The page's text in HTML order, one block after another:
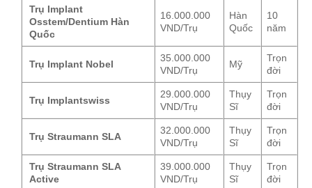
Trụ Implant
Osstem/Dentium Hàn
Quốc
16.000.000
VND/Trụ
Hàn
Quốc
10
năm
Trụ Implant Nobel
35.000.000
VND/Trụ
Mỹ
Trọn
đời
Trụ Implantswiss
29.000.000
VND/Trụ
Thụy
Sĩ
Trọn
đời
Trụ Straumann SLA
32.000.000
VND/Trụ
Thụy
Sĩ
Trọn
đời
Trụ Straumann SLA
Active
39.000.000
VND/Trụ
Thụy
Sĩ
Trọn
đời